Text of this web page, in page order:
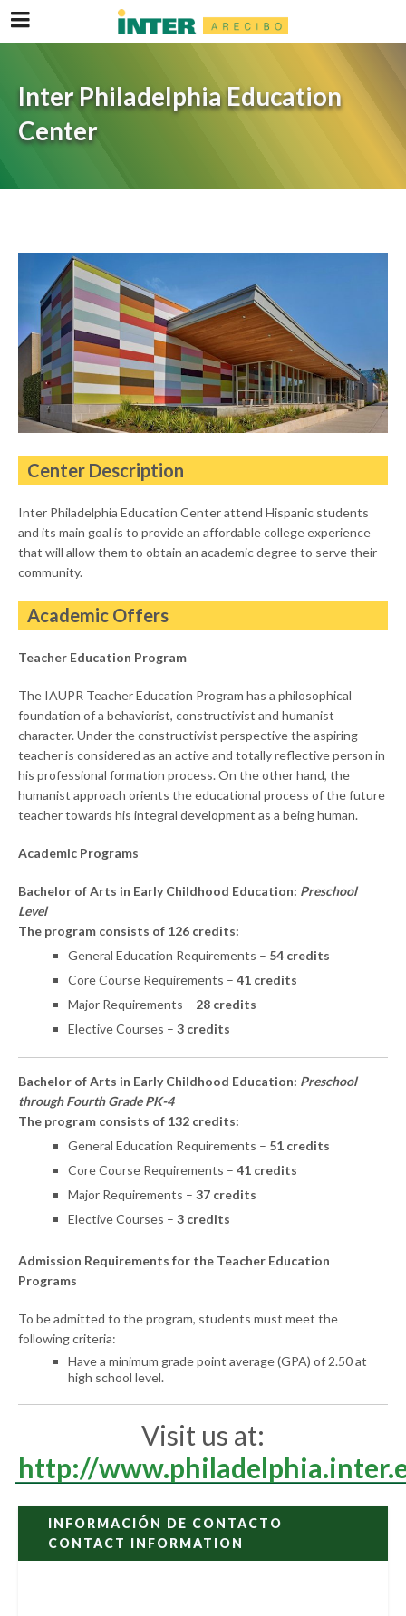
Inter Philadelphia Education
Center
Center Description
Inter Philadelphia Education Center attend Hispanic students
and its main goal is to provide an affordable college experience
that will allow them to obtain an academic degree to serve their
community.
Academic Offers
Teacher Education Program
The IAUPR Teacher Education Program has a philosophical
foundation of a behaviorist, constructivist and humanist
character. Under the constructivist perspective the aspiring
teacher is considered as an active and totally reflective person in
his professional formation process. On the other hand, the
humanist approach orients the educational process of the future
teacher towards his integral development as a being human.
Academic Programs
Bachelor of Arts in Early Childhood Education: Preschool
Level
The program consists of 126 credits:
General Education Requirements – 54 credits
Core Course Requirements – 41 credits
Major Requirements – 28 credits
Elective Courses – 3 credits
Bachelor of Arts in Early Childhood Education: Preschool
through Fourth Grade PK-4
The program consists of 132 credits:
General Education Requirements – 51 credits
Core Course Requirements – 41 credits
Major Requirements – 37 credits
Elective Courses – 3 credits
Admission Requirements for the Teacher Education
Programs
To be admitted to the program, students must meet the
following criteria:
Have a minimum grade point average (GPA) of 2.50 at
high school level.
Visit us at:
http://
INFORMACIÓN DE CONTACTO